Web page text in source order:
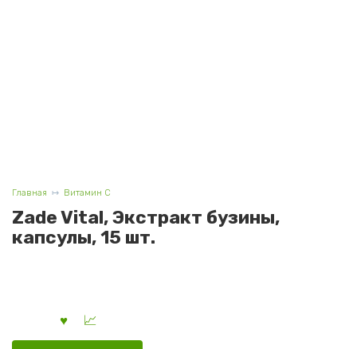
Главная Витамин C
Zade Vital, Экстракт бузины,
капсулы, 15 шт.